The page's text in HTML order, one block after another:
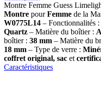
Montre Femme Guess
Montre pourFemme de la
W0775L14 – Fonctionnalités :
Quartz – Matière du boîtier :
boîtier : 38 mm – Matière du
18 mm – Type de verre :
coffret original, sac et
Caractéristiques